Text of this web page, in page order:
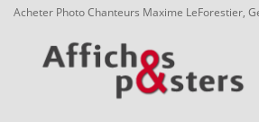
Acheter Photo Chanteurs Maxime LeForestier,